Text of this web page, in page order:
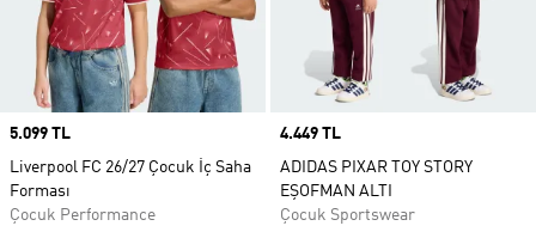
Price
5.099 TL
Liverpool FC 26/27 Çocuk İç Saha
Forması
Çocuk Performance
Price
4.449 TL
ADIDAS PIXAR TOY STORY
EŞOFMAN ALTI
Çocuk Sportswear